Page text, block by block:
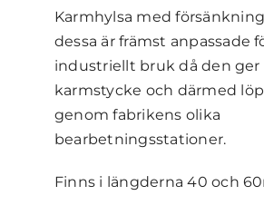
Karmhylsa med
dessa är främst anpassade
industriellt bruk då den ger
karmstycke och därmed
genom fabrikens olika
bearbetningsstationer.
Finns i längderna 40 och